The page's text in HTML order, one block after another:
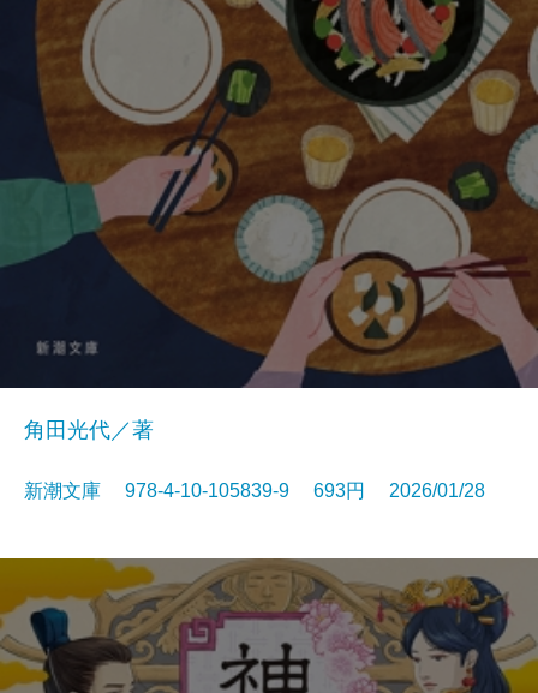
角田光代／著
新潮文庫 978-4-10-105839-9 693円 2026/01/28